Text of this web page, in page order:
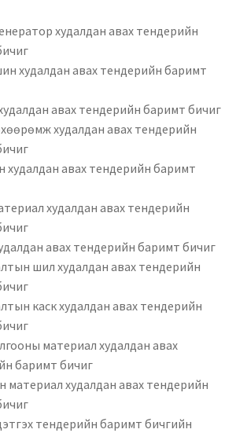
худалдан авах тендерийн
худалдан авах тендерийн баримт
авах тендерийн баримт бичиг
худалдан авах тендерийн
худалдан авах тендерийн баримт
худалдан авах тендерийн
авах тендерийн баримт бичиг
шил худалдан авах тендерийн
каск худалдан авах тендерийн
материал худалдан авах
баримт бичиг
материал худалдан авах тендерийн
тендерийн баримт бичгийн